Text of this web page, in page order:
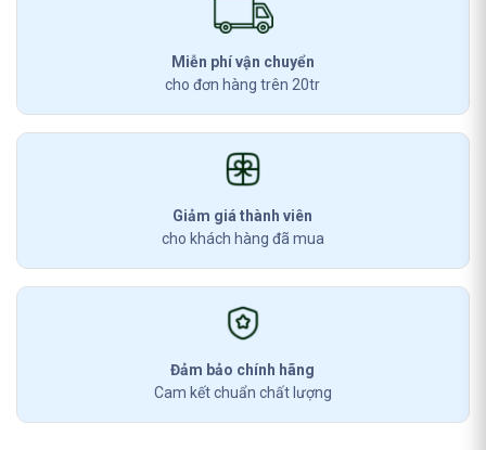
Miễn phí vận chuyển
cho đơn hàng trên 20tr
Giảm giá thành viên
cho khách hàng đã mua
Đảm bảo chính hãng
Cam kết chuẩn chất lượng